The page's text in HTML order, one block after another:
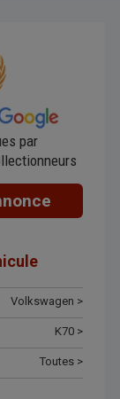
par
Volkswagen >
K70 >
Toutes >